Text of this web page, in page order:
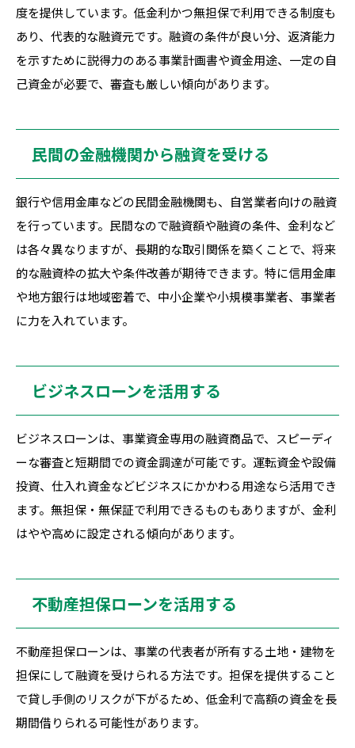
度を提供しています。低金利かつ無担保で利用できる制度も
あり、代表的な融資元です。融資の条件が良い分、返済能力
を示すために説得力のある事業計画書や資金用途、一定の自
己資金が必要で、審査も厳しい傾向があります。
民間の金融機関から融資を受ける
銀行や信用金庫などの民間金融機関も、自営業者向けの融資
を行っています。民間なので融資額や融資の条件、金利など
は各々異なりますが、長期的な取引関係を築くことで、将来
的な融資枠の拡大や条件改善が期待できます。特に信用金庫
や地方銀行は地域密着で、中小企業や小規模事業者、事業者
に力を入れています。
ビジネスローンを活用する
ビジネスローンは、事業資金専用の融資商品で、スピーディ
ーな審査と短期間での資金調達が可能です。運転資金や設備
投資、仕入れ資金などビジネスにかかわる用途なら活用でき
ます。無担保・無保証で利用できるものもありますが、金利
はやや高めに設定される傾向があります。
不動産担保ローンを活用する
不動産担保ローンは、事業の代表者が所有する土地・建物を
担保にして融資を受けられる方法です。担保を提供すること
で貸し手側のリスクが下がるため、低金利で高額の資金を長
期間借りられる可能性があります。